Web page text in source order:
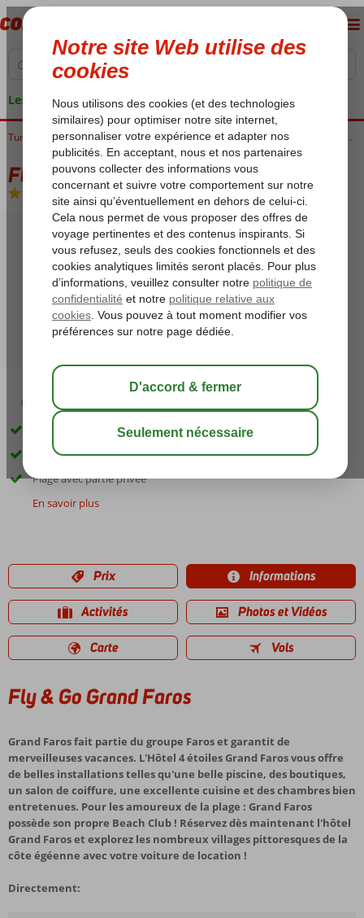
Les garanties de vacances
Turquie Côte Égéenne Marmaris Marmaris-Centrum Fly & Go Grand Faros
Fly & Go Grand Faros
CATEGORY A-Hôtel
03:30 sauver
Voiture de location incluse
Séjour en demi-pension
Plage avec partie privée
En savoir plus
Prix Informations
Activités Photos et Vidéos
Carte Vols
Fly & Go Grand Faros
Grand Faros fait partie du groupe Faros et garantit de
merveilleuses vacances. L'Hôtel 4 étoiles Grand Faros vous offre
de belles installations telles qu'une belle piscine, des boutiques,
un salon de coiffure, une excellente cuisine et des chambres bien
entretenues. Pour les amoureux de la plage : Grand Faros
possède son propre Beach Club ! Réservez dès maintenant l'hôtel
Grand Faros et explorez les nombreux villages pittoresques de la
côte égéenne avec votre voiture de location ! ​
Directement: